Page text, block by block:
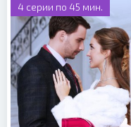
4 серии по 45 мин.